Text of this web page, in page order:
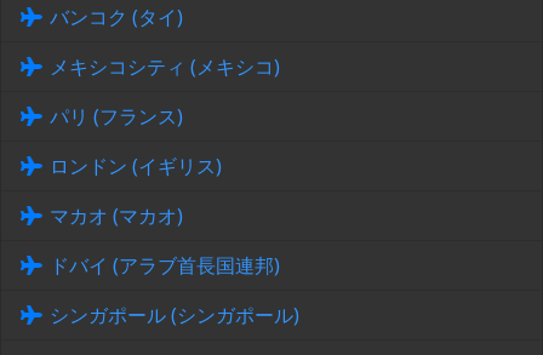
バンコク (タイ)
メキシコシティ (メキシコ)
パリ (フランス)
ロンドン (イギリス)
マカオ (マカオ)
ドバイ (アラブ首長国連邦)
シンガポール (シンガポール)